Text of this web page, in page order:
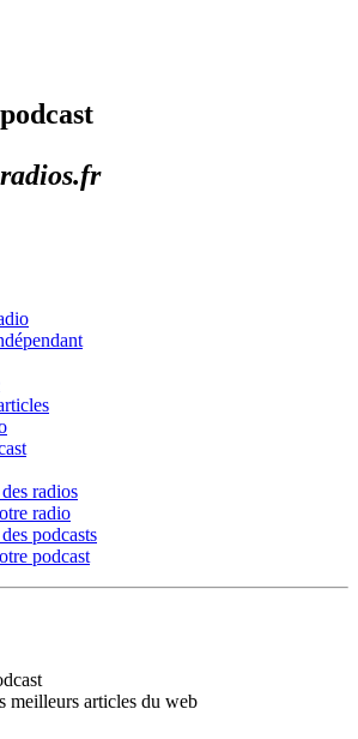
radios
radio
podcasts
podcast
meilleurs articles du web